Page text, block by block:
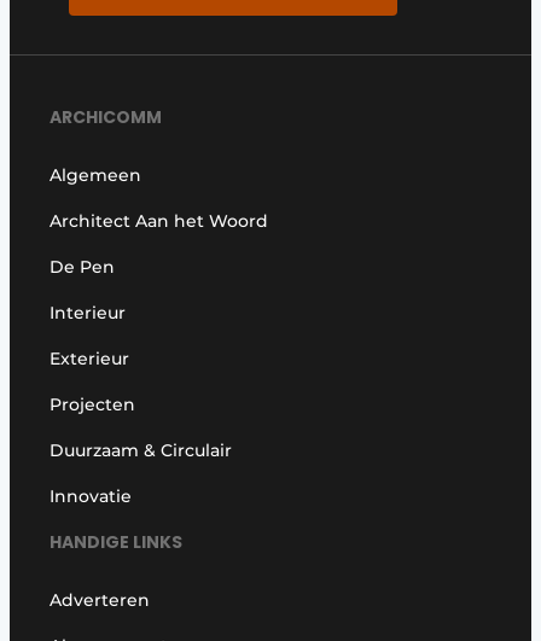
ARCHICOMM
Algemeen
Architect Aan het Woord
De Pen
Interieur
Exterieur
Projecten
Duurzaam & Circulair
Innovatie
HANDIGE LINKS
Adverteren